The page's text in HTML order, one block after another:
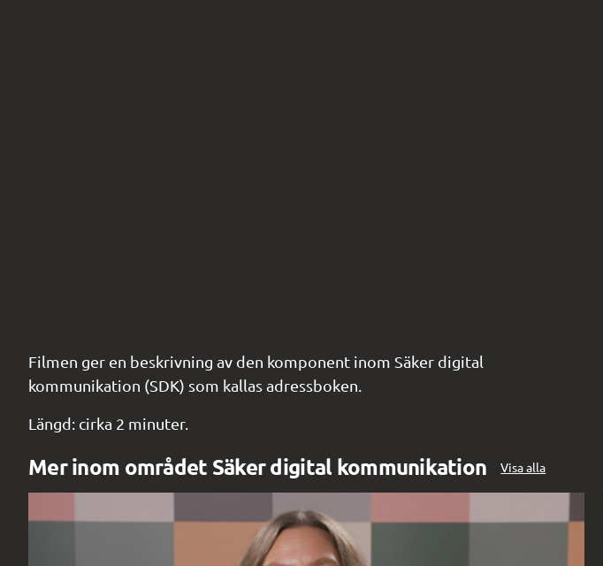
Filmen ger en beskrivning av den komponent inom Säker digital
kommunikation (SDK) som kallas adressboken.
Längd: cirka 2 minuter.
Mer inom området Säker digital kommunikation Visa alla